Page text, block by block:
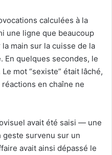
calculées à la
une ligne que beaucoup
main sur la cuisse de la
En quelques secondes, le
mot “sexiste” était lâché,
en chaîne ne
avait été saisi — une
survenu sur un
avait ainsi dépassé le